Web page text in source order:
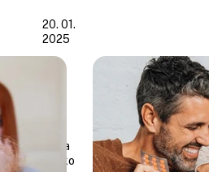
20. 01.
2025
Hana
Marko